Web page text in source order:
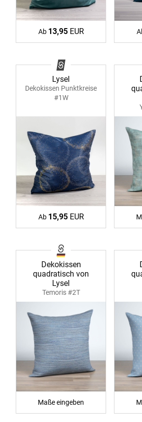
Ab 13,95EUR
Lysel
Dekokissen Punktkreise
#1W
Ab 15,95EUR
Dekokissen
quadratisch von
Lysel
Temoris #2T
Maße eingeben